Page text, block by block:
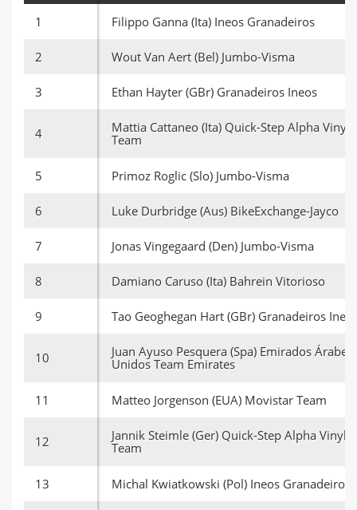
1 Filippo Ganna (Ita) Ineos Granadeiros
2 Wout Van Aert (Bel) Jumbo-Visma
3 Ethan Hayter (GBr) Granadeiros Ineos
4
Mattia Cattaneo (Ita) Quick-Step Alpha Vinyl
Team
5 Primoz Roglic (Slo) Jumbo-Visma
6 Luke Durbridge (Aus) BikeExchange-Jayco
7 Jonas Vingegaard (Den) Jumbo-Visma
8 Damiano Caruso (Ita) Bahrein Vitorioso
9 Tao Geoghegan Hart (GBr) Granadeiros
10
Juan Ayuso Pesquera (Spa) Emirados Árabes
Unidos Team Emirates
11 Matteo Jorgenson (EUA) Movistar Team
12
Jannik Steimle (Ger) Quick-Step Alpha Vinyl
Team
13 Michal Kwiatkowski (Pol) Ineos Granadeiros